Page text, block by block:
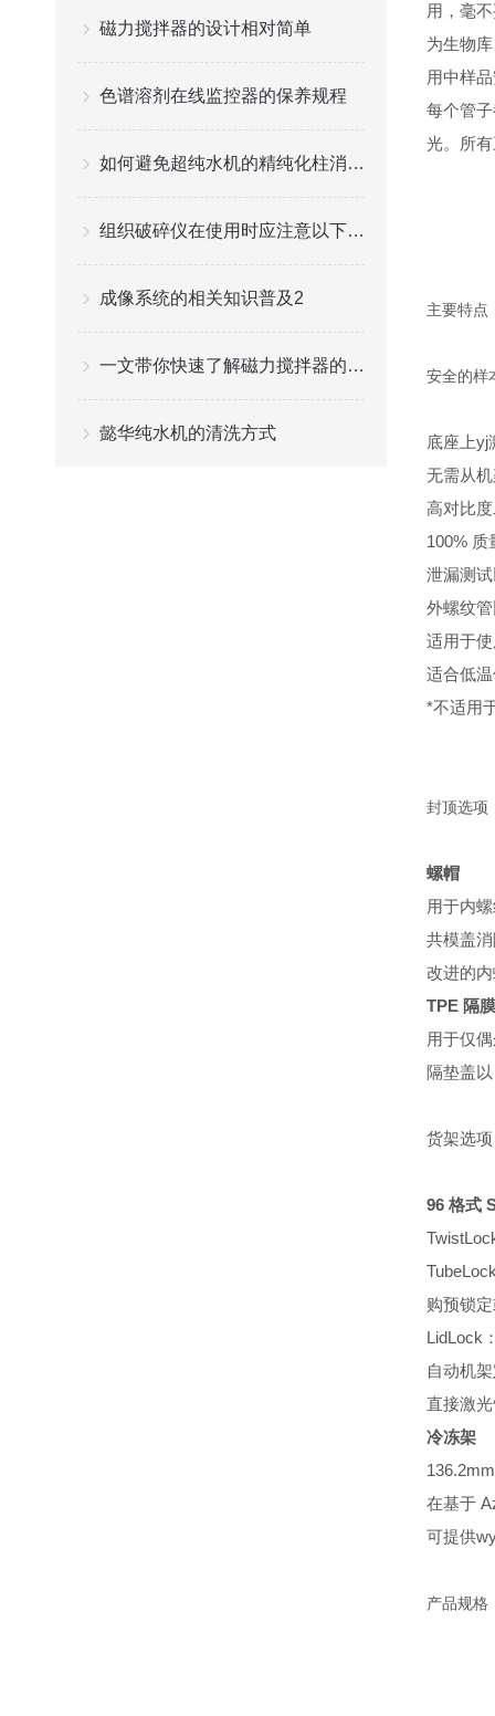
磁力搅拌器的设计相对简单
色谱溶剂在线监控器的保养规程
如何避免超纯水机的精纯化柱消耗过快？
组织破碎仪在使用时应注意以下事项
成像系统的相关知识普及2
一文带你快速了解磁力搅拌器的工作原理
懿华纯水机的清洗方式
用，毫
为生物
用中样
每个管
光。
所
主要特点
安全的样
底座上yj
无需从
高对比
100%
泄漏测
外螺纹
适用于
适合低
*不适用
封顶选项
螺帽
用于内
共模盖
改进的
TPE 隔
用于仅
隔垫盖
货架选项
96 格式
购预锁
LidLock
自动机
直接激
冷冻架
在基于
可提供
产品规格